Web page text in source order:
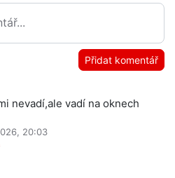
Přidat komentář
nevadí,ale vadí na oknech
20:03